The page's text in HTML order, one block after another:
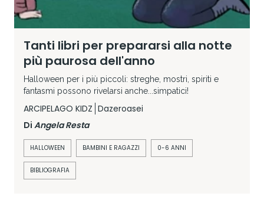
Tanti libri per prepararsi alla notte
più paurosa dell'anno
Halloween per i più piccoli: streghe, mostri, spiriti e
fantasmi possono rivelarsi anche...simpatici!
ARCIPELAGO KIDZ Dazeroasei
Di Angela Resta
HALLOWEEN BAMBINI E RAGAZZI 0-6 ANNI
BIBLIOGRAFIA